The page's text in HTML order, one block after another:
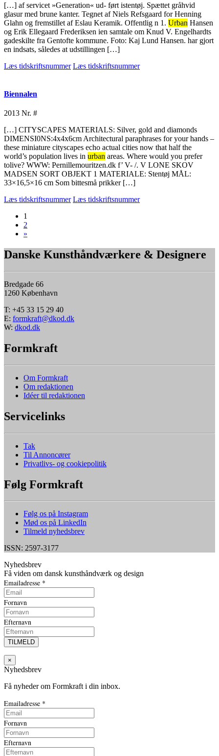
[…] af servicet »Generation« ud- ført istentøj. Spættet gråhvid
glasur med brune kanter. Tegnet af Niels Refsgaard for Henning
Glahn og fremstillet af Eslau Keramik. Offentlig n 1. Urban Hansen
og Erik Ellegaard Frederiksen ien samtale om Knud V. Engelhardts
gadeskilte fra Gentofte kommune. Foto: Kaj Lund Hansen. har gjort
en indsats, således at udstillingen […]
Læs tidskriftsnummer Læs tidskriftsnummer
Biennalen
2013 Nr. #
[…] CITYSCAPES MATERIALS: Silver, gold and diamonds
DIMENSI0NS:4x4x6cm Architectural paraphrases for your hands –
these miniature cityscapes echo actual cities now that half the
world’s population lives in urban areas. Where would you prefer
tolive? WWW: Pernillemouritzen.dk f’ V- /. V LONE SKOV
MADSEN SORT OBJEKT 1 MATERIALE: Stentøj MÅL:
33×16,5×16 cm Som bittesmå prikker […]
Læs tidskriftsnummer Læs tidskriftsnummer
1
2
»
Danske Kunsthåndværkere & Designere
Bredgade 66
1260 København
T: +45 33 15 29 40
E: formkraft@dkod.dk
W: dkod.dk
Formkraft
Om Formkraft
Om redaktionen
Idéer til redaktionen
Servicelinks
Tak
Til Annoncører
Privatlivs- og cookiepolitik
Følg Formkraft
Følg os på Instagram
Mød os på LinkedIn
Tilmeld nyhedsbrev
ISSN: 2597-3177
Nyhedsbrev
Få viden om dansk kunsthåndværk og design
Emailadresse *
Fornavn
Efternavn
×
Nyhedsbrev
Få nyheder om Formkraft i din inbox.
Emailadresse *
Fornavn
Efternavn